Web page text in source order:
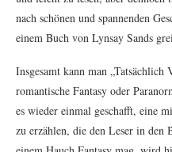
nach schönen und spannenden
einem Buch von Lynsay Sands
Insgesamt kann man
romantische Fantasy oder
es wieder einmal geschafft, eine
zu erzählen, die den Leser in den